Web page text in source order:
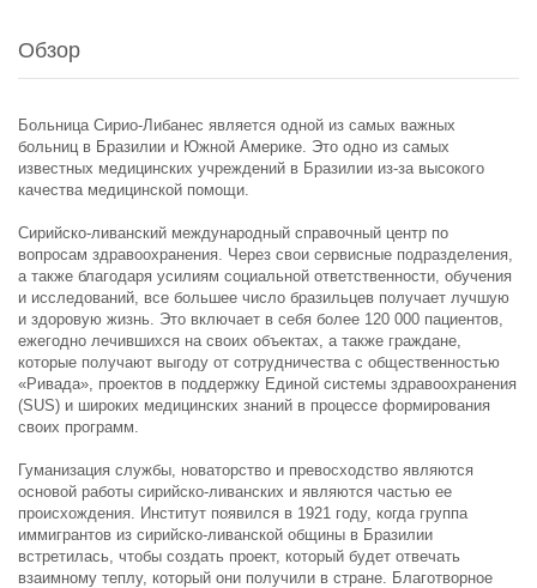
Обзор
Больница Сирио-Либанес является одной из самых важных
больниц в Бразилии и Южной Америке. Это одно из самых
известных медицинских учреждений в Бразилии из-за высокого
качества медицинской помощи.
Сирийско-ливанский международный справочный центр по
вопросам здравоохранения. Через свои сервисные подразделения,
а также благодаря усилиям социальной ответственности, обучения
и исследований, все большее число бразильцев получает лучшую
и здоровую жизнь. Это включает в себя более 120 000 пациентов,
ежегодно лечившихся на своих объектах, а также граждане,
которые получают выгоду от сотрудничества с общественностью
«Ривада», проектов в поддержку Единой системы здравоохранения
(SUS) и широких медицинских знаний в процессе формирования
своих программ.
Гуманизация службы, новаторство и превосходство являются
основой работы сирийско-ливанских и являются частью ее
происхождения. Институт появился в 1921 году, когда группа
иммигрантов из сирийско-ливанской общины в Бразилии
встретилась, чтобы создать проект, который будет отвечать
взаимному теплу, который они получили в стране. Благотворное